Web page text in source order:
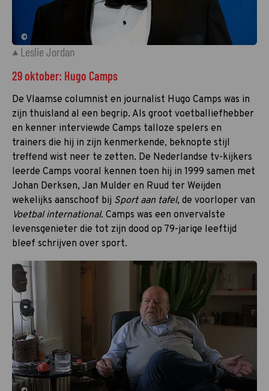
©
Leslie Jordan
29 oktober: Hugo Camps
De Vlaamse columnist en journalist Hugo Camps was in
zijn thuisland al een begrip. Als groot voetballiefhebber
en kenner interviewde Camps talloze spelers en
trainers die hij in zijn kenmerkende, beknopte stijl
treffend wist neer te zetten. De Nederlandse tv-kijkers
leerde Camps vooral kennen toen hij in 1999 samen met
Johan Derksen, Jan Mulder en Ruud ter Weijden
wekelijks aanschoof bij Sport aan tafel, de voorloper van
Voetbal international. Camps was een onvervalste
levensgenieter die tot zijn dood op 79-jarige leeftijd
bleef schrijven over sport.